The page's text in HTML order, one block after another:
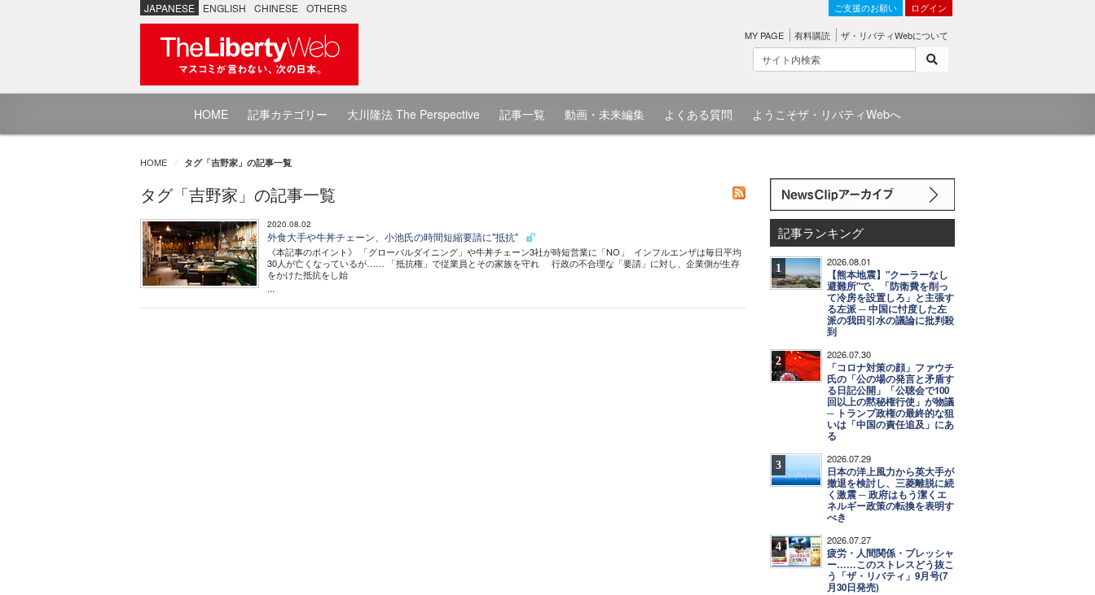
JAPANESE ENGLISH CHINESE OTHERS ご支援のお願い ログイン
MY PAGE 有料購読 ザ・リバティWebについて
HOME 記事カテゴリー 大川隆法 The Perspective 記事一覧 動画・未来編集 よくある質問 ようこそザ・リバティWebへ
HOME タグ「吉野家」の記事一覧
タグ「吉野家」の記事一覧
2020.08.02
外食大手や牛丼チェーン、小池氏の時間短縮要請に"抵抗"
《本記事のポイント》 「グローバルダイニング」や牛丼チェーン3社が時短営業に「NO」 インフルエンザは毎日平均
30人が亡くなっているが…… 「抵抗権」で従業員とその家族を守れ 行政の不合理な「要請」に対し、企業側が生存
をかけた抵抗をし始
...
記事ランキング
1 2026.08.01
【熊本地震】"クーラーなし
避難所"で、「防衛費を削っ
て冷房を設置しろ」と主張す
る左派 ─ 中国に忖度した左
派の我田引水の議論に批判殺
到
2 2026.07.30
「コロナ対策の顔」ファウチ
氏の「公の場の発言と矛盾す
る日記公開」「公聴会で100
回以上の黙秘権行使」が物議
─ トランプ政権の最終的な狙
いは「中国の責任追及」にあ
る
3 2026.07.29
日本の洋上風力から英大手が
撤退を検討し、三菱離脱に続
く激震 ─ 政府はもう潔くエ
ネルギー政策の転換を表明す
べき
4 2026.07.27
疲労・人間関係・プレッシャ
ー……このストレスどう抜こ
う「ザ・リバティ」9月号(7
月30日発売)